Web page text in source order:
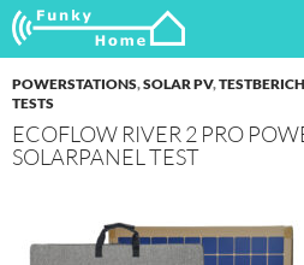
Funkyhome.de Online Magazin
Suchen
ZUM
SPRINGEN
POWERSTATIONS,SOLAR PV,
TESTS
ECOFLOW RIVER 2 PRO
SOLARPANEL TEST